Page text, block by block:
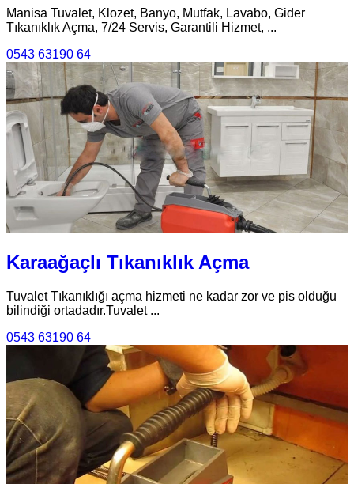
Manisa Tuvalet, Klozet, Banyo, Mutfak, Lavabo, Gider
Tıkanıklık Açma, 7/24 Servis, Garantili Hizmet, ...
0543 63190 64
Karaağaçlı Tıkanıklık Açma
Tuvalet Tıkanıklığı açma hizmeti ne kadar zor ve pis olduğu
bilindiği ortadadır.Tuvalet ...
0543 63190 64